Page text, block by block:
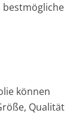
bestmögliche
können
Qualität